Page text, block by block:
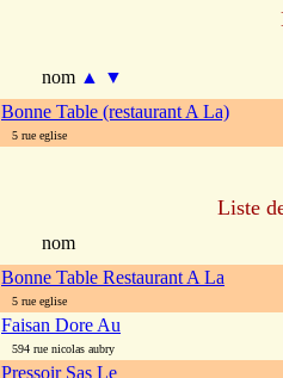
nom ▲
▼
Bonne Table (restaurant A La)
5 rue eglise
Liste
nom
Bonne Table Restaurant A La
5 rue eglise
Faisan Dore Au
594 rue nicolas aubry
Pressoir Sas Le